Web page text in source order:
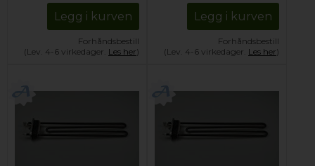
Legg i kurven
Forhåndsbestill
(Lev. 4-6 virkedager. Les her)
Legg i kurven
Forhåndsbestill
(Lev. 4-6 virkedager. Les her)